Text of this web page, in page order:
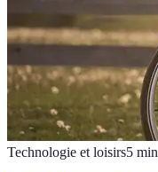
Technologie et loisirs5 min